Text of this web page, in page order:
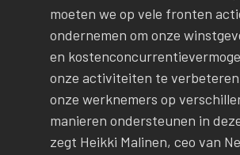
moeten we op vele fronten
ondernemen om onze
en
onze activiteiten te
onze werknemers op
manieren ondersteunen in
zegt Heikki Malinen, ceo van